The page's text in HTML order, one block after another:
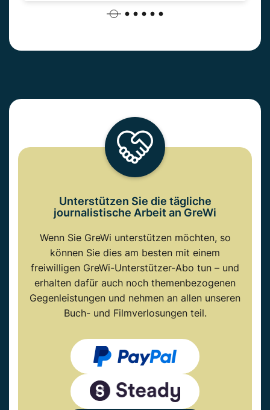
Unterstützen Sie die tägliche
journalistische Arbeit an GreWi
Wenn Sie GreWi unterstützen möchten, so
können Sie dies am besten mit einem
freiwilligen GreWi-Unterstützer-Abo tun – und
erhalten dafür auch noch themenbezogenen
Gegenleistungen und nehmen an allen unseren
Buch- und Filmverlosungen teil.